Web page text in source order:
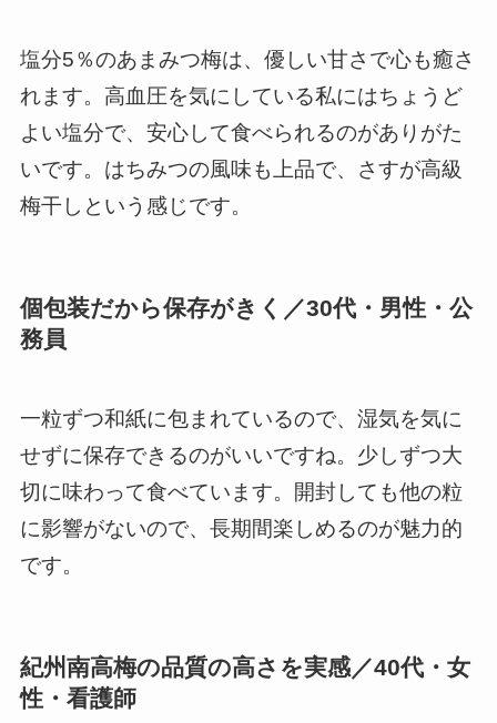
塩分5％のあまみつ梅は、優しい甘さで心も癒さ
れます。高血圧を気にしている私にはちょうど
よい塩分で、安心して食べられるのがありがた
いです。はちみつの風味も上品で、さすが高級
梅干しという感じです。
個包装だから保存がきく／30代・男性・公
務員
一粒ずつ和紙に包まれているので、湿気を気に
せずに保存できるのがいいですね。少しずつ大
切に味わって食べています。開封しても他の粒
に影響がないので、長期間楽しめるのが魅力的
です。
紀州南高梅の品質の高さを実感／40代・女
性・看護師